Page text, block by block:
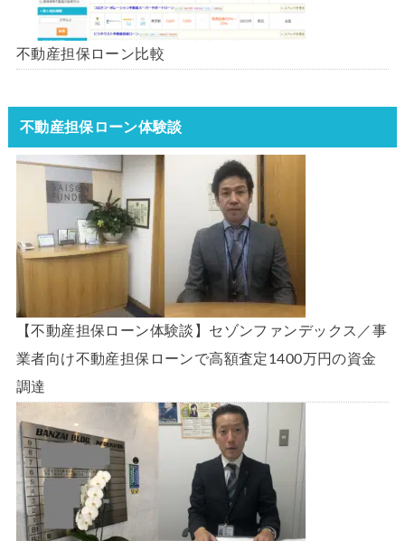
不動産担保ローン比較
不動産担保ローン体験談
【不動産担保ローン体験談】セゾンファンデックス／事
業者向け不動産担保ローンで高額査定1400万円の資金
調達